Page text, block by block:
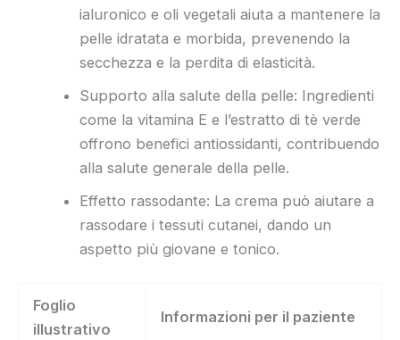
ialuronico e oli vegetali aiuta a mantenere la
pelle idratata e morbida, prevenendo la
secchezza e la perdita di elasticità.
Supporto alla salute della pelle: Ingredienti
come la vitamina E e l’estratto di tè verde
offrono benefici antiossidanti, contribuendo
alla salute generale della pelle.
Effetto rassodante: La crema può aiutare a
rassodare i tessuti cutanei, dando un
aspetto più giovane e tonico.
Foglio
illustrativo
Informazioni per il paziente